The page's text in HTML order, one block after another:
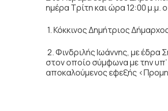
ημέρα Τρίτη και ώρα 12:00 μ.µ.
1. Κόκκινος Δημήτριος
2. Φινδριλής Ιωάννης, µε
στον οποίο σύμφωνα με την
αποκαλούμενος εφεξής